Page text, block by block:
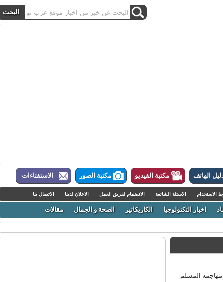
الهاتف مكتبة الفيديو مكتبة الصور الاستفتاءات
الاسئلة الشائعة الانضمام لفريق العمل الاعلان لدينا الاتصال بنا
اخبار التكنولوجيا الكاريكاتير الصحة و الجمال مقالات
المسلم